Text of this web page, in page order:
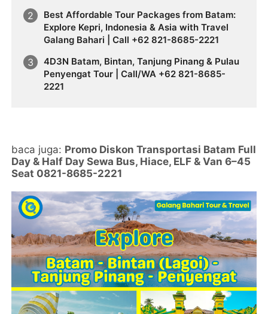
Best Affordable Tour Packages from Batam:
Explore Kepri, Indonesia & Asia with Travel
Galang Bahari | Call +62 821-8685-2221
4D3N Batam, Bintan, Tanjung Pinang & Pulau
Penyengat Tour | Call/WA +62 821-8685-
2221
baca juga: Promo Diskon Transportasi Batam Full
Day & Half Day Sewa Bus, Hiace, ELF & Van 6–45
Seat 0821-8685-2221